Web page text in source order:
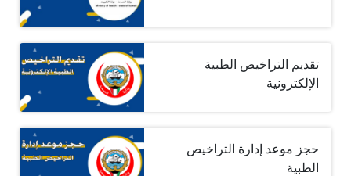
تقديم التراخيص الطبية
الإلكترونية
حجز موعد إدارة التراخيص
الطبية